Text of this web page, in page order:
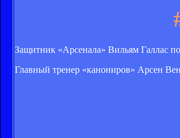
Защитник «Арсенала» Вильям Галлас
Главный тренер «канониров» Арсен